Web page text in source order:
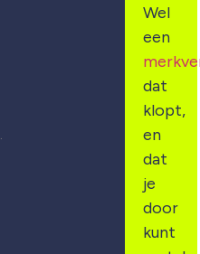
Wel
een
dat
klopt,
en
dat
je
door
kunt